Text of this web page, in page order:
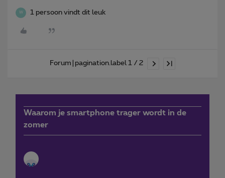
W 1 persoon vindt dit leuk
Forum|pagination.label 1 / 2
Waarom je smartphone trager wordt in de
zomer